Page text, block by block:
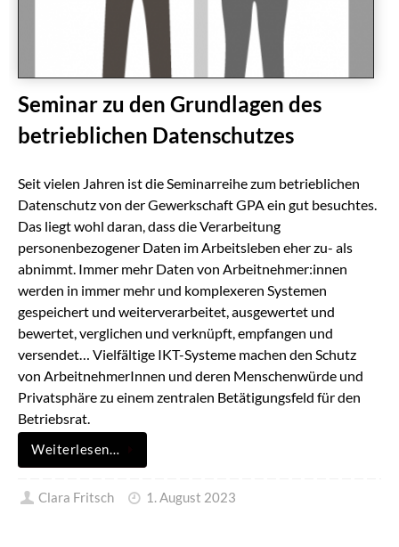
Seminar zu den Grundlagen des
betrieblichen Datenschutzes
Seit vielen Jahren ist die Seminarreihe zum betrieblichen
Datenschutz von der Gewerkschaft GPA ein gut besuchtes.
Das liegt wohl daran, dass die Verarbeitung
personenbezogener Daten im Arbeitsleben eher zu- als
abnimmt. Immer mehr Daten von Arbeitnehmer:innen
werden in immer mehr und komplexeren Systemen
gespeichert und weiterverarbeitet, ausgewertet und
bewertet, verglichen und verknüpft, empfangen und
versendet… Vielfältige IKT-Systeme machen den Schutz
von ArbeitnehmerInnen und deren Menschenwürde und
Privatsphäre zu einem zentralen Betätigungsfeld für den
Betriebsrat.
Weiterlesen…
Clara Fritsch 1. August 2023